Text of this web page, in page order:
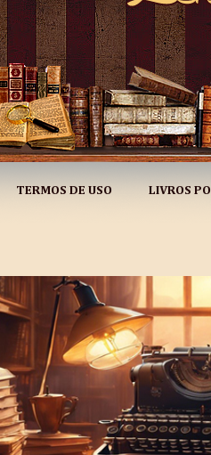
TERMOS DE USO LIVROS